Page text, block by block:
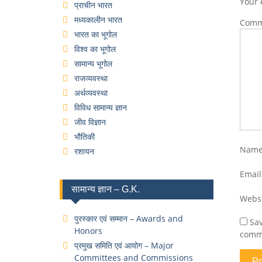
प्राचीन भारत
मध्यकालीन भारत
भारत का भूगोल
विश्व का भूगोल
सामान्य भूगोल
राजव्यवस्था
अर्थव्यवस्था
विविध सामान्य ज्ञान
जीव विज्ञान
भौतिकी
रशायन
सामान्य ज्ञान – G.K.
पुरस्कार एवं सम्मान – Awards and
Honors
प्रमुख समिति एवं आयोग – Major
Committees and Commissions